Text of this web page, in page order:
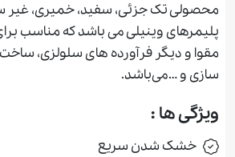
محصولی تک جزئی، سفید، خمیری، غیر
پلیمرهای وینیلی می باشد که مناسب
مقوا و دیگر فرآورده های سلولزی،
سازی و …می‌باشد.
ویژگی ها :
خشک شدن سريع